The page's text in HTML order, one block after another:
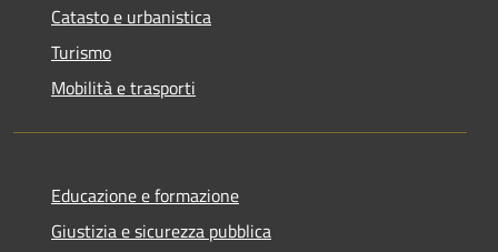
Catasto e urbanistica
Turismo
Mobilità e trasporti
Educazione e formazione
Giustizia e sicurezza pubblica